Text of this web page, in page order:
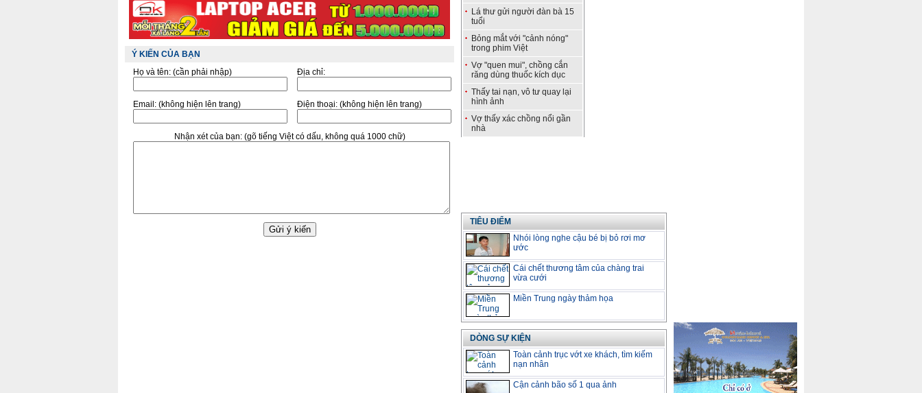
Ý KIẾN CỦA BẠN
Họ và tên: (cần phải nhập) Địa chỉ:
Email: (không hiện lên trang) Điện thoại: (không hiện lên trang)
Nhận xét của bạn: (gõ tiếng Việt có dấu, không quá 1000 chữ)
Lá thư gửi người đàn bà 15
tuổi
Bỏng mắt với "cảnh nóng"
trong phim Việt
Vợ "quen mui", chồng cắn
răng dùng thuốc kích dục
Thấy tai nạn, vô tư quay lại
hình ảnh
Vợ thấy xác chồng nổi gần
nhà
TIÊU ĐIỂM
Nhói lòng nghe cậu bé bị bỏ rơi mơ
ước
Cái chết thương tâm của chàng trai
vừa cưới
Miền Trung ngày thảm họa
DÒNG SỰ KIỆN
Toàn cảnh trục vớt xe khách, tìm kiếm
nạn nhân
Cận cảnh bão số 1 qua ảnh